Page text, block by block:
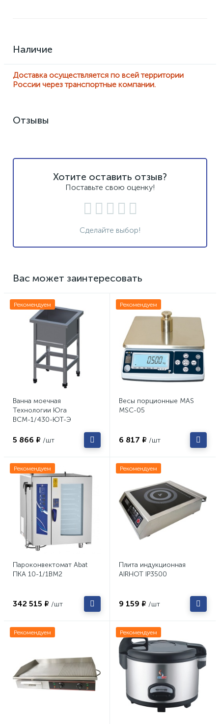
Наличие
Доставка осуществляется по всей территории
России через транспортные компании.
Отзывы
Хотите оставить отзыв?
Поставьте свою оценку!
Сделайте выбор!
Вас может заинтересовать
Рекомендуем
Ванна моечная
Технологии Юга
ВСМ-1/430-ЮТ-Э
5 866 ₽ /шт
Рекомендуем
Весы порционные MAS
MSC-05
6 817 ₽ /шт
Рекомендуем
Пароконвектомат Abat
ПКА 10-1/1ВМ2
342 515 ₽ /шт
Рекомендуем
Плита индукционная
AIRHOT IP3500
9 159 ₽ /шт
Рекомендуем Рекомендуем